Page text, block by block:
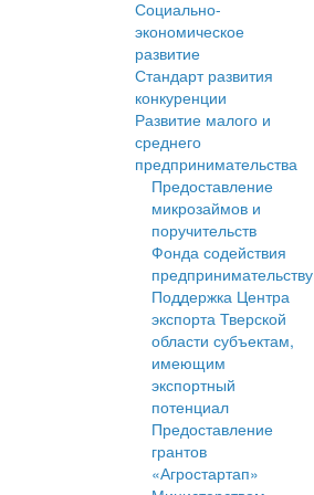
Социально-
экономическое
развитие
Стандарт развития
конкуренции
Развитие малого и
среднего
предпринимательства
Предоставление
микрозаймов и
поручительств
Фонда содействия
предпринимательству
Поддержка Центра
экспорта Тверской
области субъектам,
имеющим
экспортный
потенциал
Предоставление
грантов
«Агростартап»